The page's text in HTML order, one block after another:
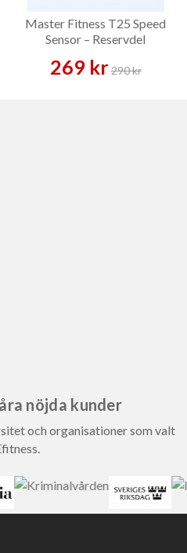
Master Fitness T25 Speed
Sensor – Reservdel
269 kr290 kr
nöjda kunder
och organisationer som valt